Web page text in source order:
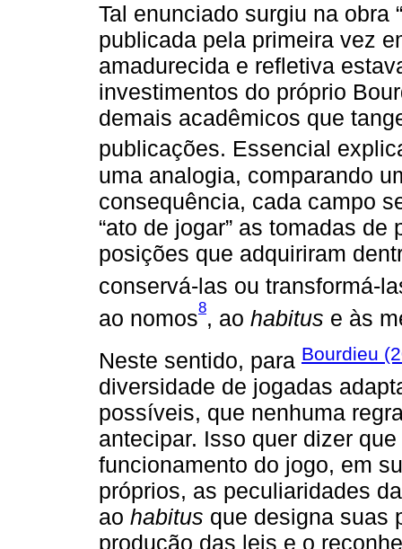
Tal enunciado surgiu na obra
publicada pela primeira vez
amadurecida e refletiva
investimentos do próprio
demais acadêmicos que
publicações. Essencial
uma analogia, comparando
consequência, cada campo
“ato de jogar” as tomadas
posições que adquiriram
conservá-las ou transformá-
ao nomos8, ao habitus e às
Neste sentido, para Bourdieu
diversidade de jogadas
possíveis, que nenhuma
antecipar. Isso quer dizer
funcionamento do jogo, em
próprios, as peculiaridades
ao habitus que designa suas
produção das leis e o